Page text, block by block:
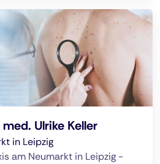
Ulrike Keller
in Leipzig
am Neumarkt in Leipzig -